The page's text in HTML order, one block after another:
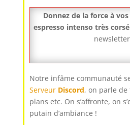
Donnez de la force à
espresso intenso très corsé
Notre infâme communauté
Serveur Discord, on parle de
plans etc. On s’affronte, on
putain d’ambiance !